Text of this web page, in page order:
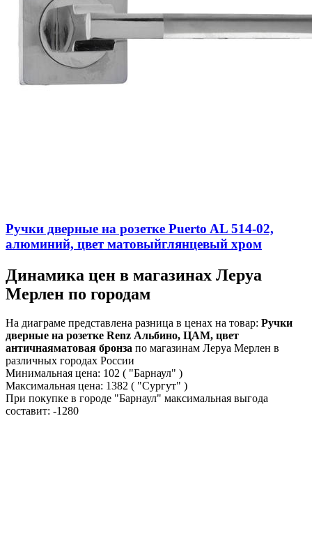
Ручки дверные на розетке Puerto AL 514-02,
алюминий, цвет матовыйглянцевый хром
Динамика цен в магазинах Леруа
Мерлен по городам
На диаграме представлена разница в ценах на товар: Ручки
дверные на розетке Renz Альбино, ЦАМ, цвет
античнаяматовая бронза по магазинам Леруа Мерлен в
различных городах России
Минимальная цена: 102 ( "Барнаул" )
Максимальная цена: 1382 ( "Сургут" )
При покупке в городе "Барнаул" максимальная выгода
составит: -1280